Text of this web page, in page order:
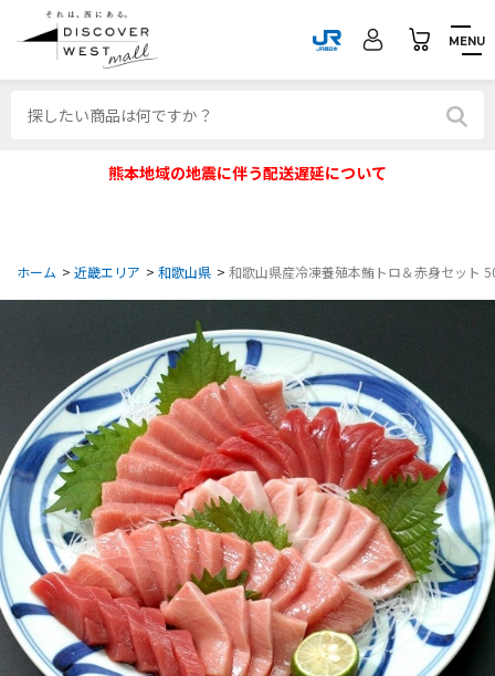
MENU
熊本地域の地震に伴う配送遅延について
ホーム > 近畿エリア > 和歌山県 > 和歌山県産冷凍養殖本鮪トロ＆赤身セット